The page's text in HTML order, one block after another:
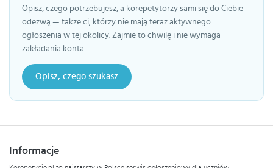
Opisz, czego potrzebujesz, a korepetytorzy sami się do Ciebie
odezwą — także ci, którzy nie mają teraz aktywnego
ogłoszenia w tej okolicy. Zajmie to chwilę i nie wymaga
zakładania konta.
Opisz, czego szukasz
Informacje